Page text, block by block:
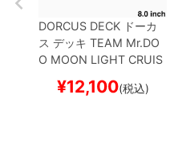
DORCUS DECK ドーカ
ス デッキ TEAM Mr.DO
O MOON LIGHT CRUIS
ード スケボー
¥12,100(税込)